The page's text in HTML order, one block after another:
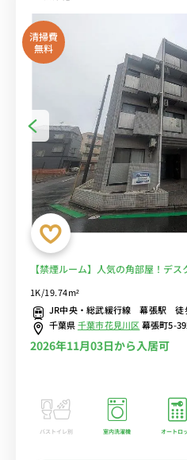
清掃費
無料
【禁煙ルーム】人気の角部屋！デ
駅まで乗換なしでアクセス■選べる
1K/19.74m²
JR中央・総武緩行線 幕張駅 徒
千葉県千葉市花見川区幕張町5-
2026年11月03日から入居可
バストイレ別 室内洗濯機 オートロ